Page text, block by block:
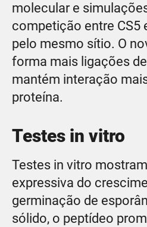
molecular e
competição entre CS5
pelo mesmo sítio. O
forma mais ligações
mantém interação
proteína.
Testes in vitro
Testes in vitro
expressiva do
germinação de
sólido, o peptídeo